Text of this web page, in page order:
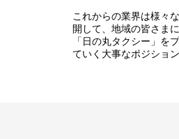
これからの業界は様々
開して、地域の皆さま
「日の丸タクシー」を
ていく大事なポジション